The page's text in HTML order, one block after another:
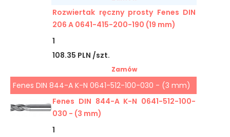
Rozwiertak ręczny prosty Fenes DIN
206 A 0641-415-200-190 (19 mm)
1
108.35 PLN /szt.
Zamów
Fenes DIN 844-A K-N 0641-512-100-030 - (3 mm)
Fenes DIN 844-A K-N 0641-512-100-
030 - (3 mm)
1